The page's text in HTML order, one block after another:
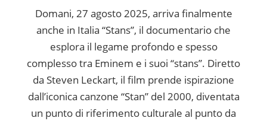
Domani, 27 agosto 2025, arriva finalmente
anche in Italia “Stans”, il documentario che
esplora il legame profondo e spesso
complesso tra Eminem e i suoi “stans”. Diretto
da Steven Leckart, il film prende ispirazione
dall’iconica canzone “Stan” del 2000, diventata
un punto di riferimento culturale al punto da